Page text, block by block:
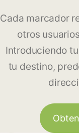
Cada marcador
otros
Introduciendo
tu destino,